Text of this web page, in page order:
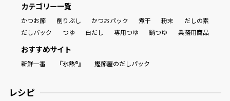
だしパック
カテゴリー一覧
かつお節 削りぶし かつおパック 煮干 粉末
だしの素
だしパック
つゆ 白だし 専用つゆ 鍋つゆ 業務用商品
おすすめサイト
新鮮一番 『氷熟®』 鰹節屋のだしパック
レシピ